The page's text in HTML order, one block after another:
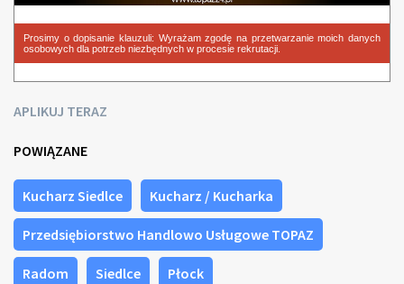
Prosimy o dopisanie klauzuli: Wyrażam zgodę na przetwarzanie moich danych
osobowych dla potrzeb niezbędnych w procesie rekrutacji.
APLIKUJ TERAZ
POWIĄZANE
Kucharz Siedlce Kucharz / Kucharka
Przedsiębiorstwo Handlowo Usługowe TOPAZ
Radom Siedlce Płock